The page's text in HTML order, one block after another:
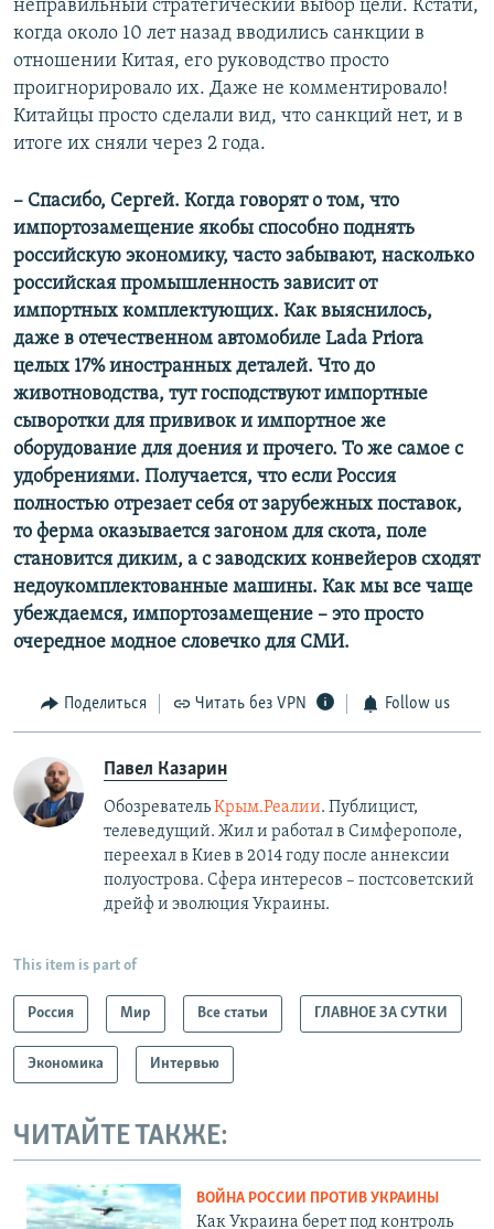
неправильный стратегический выбор цели. Кстати,
когда около 10 лет назад вводились санкции в
отношении Китая, его руководство просто
проигнорировало их. Даже не комментировало!
Китайцы просто сделали вид, что санкций нет, и в
итоге их сняли через 2 года.
– Спасибо, Сергей. Когда говорят о том, что
импортозамещение якобы способно поднять
российскую экономику, часто забывают, насколько
российская промышленность зависит от
импортных комплектующих. Как выяснилось,
даже в отечественном автомобиле Lada Priora
целых 17% иностранных деталей. Что до
животноводства, тут господствуют импортные
сыворотки для прививок и импортное же
оборудование для доения и прочего. То же самое с
удобрениями. Получается, что если Россия
полностью отрезает себя от зарубежных поставок,
то ферма оказывается загоном для скота, поле
становится диким, а с заводских конвейеров сходят
недоукомплектованные машины. Как мы все чаще
убеждаемся, импортозамещение – это просто
очередное модное словечко для СМИ.
Поделиться Читать без VPN Follow us
Павел Казарин
ОбозревательКрым.Реалии. Публицист,
телеведущий. Жил и работал в Симферополе,
переехал в Киев в 2014 году после аннексии
полуострова. Сфера интересов – постсоветский
дрейф и эволюция Украины.
This item is part of
Россия Мир Все статьи ГЛАВНОЕ ЗА СУТКИ
Экономика Интервью
ЧИТАЙТЕ ТАКЖЕ:
ВОЙНА РОССИИ ПРОТИВ УКРАИНЫ
Как Украина берет под контроль